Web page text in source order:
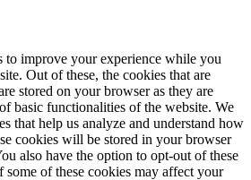
to improve your experience while you
Out of these, the cookies that are
stored on your browser as they are
basic functionalities of the website. We
that help us analyze and understand how
cookies will be stored in your browser
also have the option to opt-out of these
of these cookies may affect your